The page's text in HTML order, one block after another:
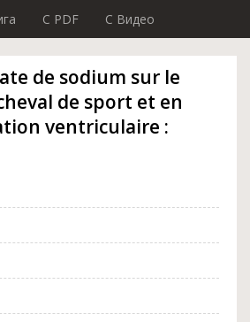
C PDF C Видео
de sodium sur le
de sport et en
ventriculaire :